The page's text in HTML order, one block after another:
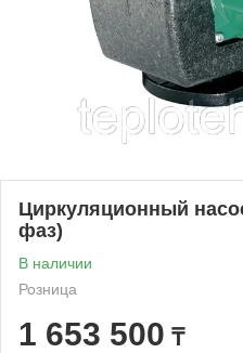
Циркуляционный
фаз)
В наличии
Розница
1 653 500 ₸